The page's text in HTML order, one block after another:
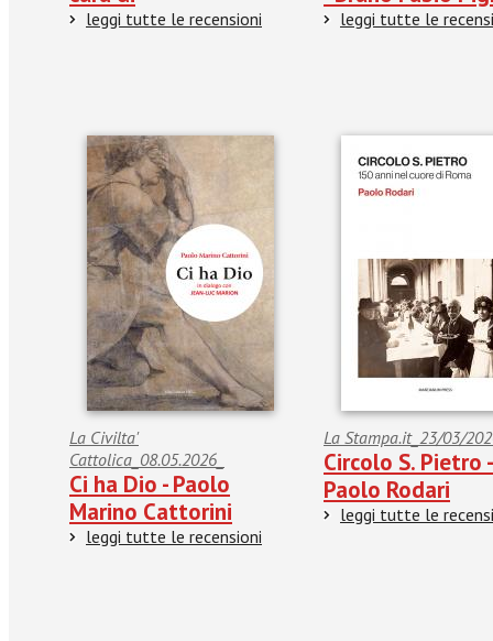
leggi tutte le recensioni leggi tutte le
La Civilta'
Cattolica_08.05.2026_
Ci ha Dio - Paolo
Marino Cattorini
leggi tutte le recensioni
La Stampa.it_23/03/
Circolo S. Pietro -
Paolo Rodari
leggi tutte le